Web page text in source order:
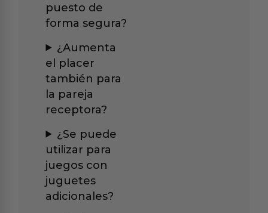
puesto de
forma segura?
¿Aumenta
el placer
también para
la pareja
receptora?
¿Se puede
utilizar para
juegos con
juguetes
adicionales?